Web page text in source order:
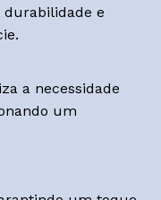
durabilidade e
a necessidade
um